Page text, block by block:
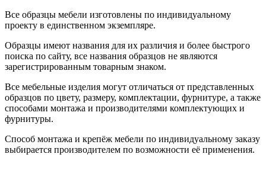
Все образцы мебели изготовлены по индивидуальному
проекту в единственном экземпляре.
Образцы имеют названия для их различия и более быстрого
поиска по сайту, все названия образцов не являются
зарегистрированным товарным знаком.
Все мебельные изделия могут отличаться от представленных
образцов по цвету, размеру, комплектации, фурнитуре, а также
способами монтажа и производителями комплектующих и
фурнитуры.
Способ монтажа и крепёж мебели по индивидуальному заказу
выбирается производителем по возможности её применения.